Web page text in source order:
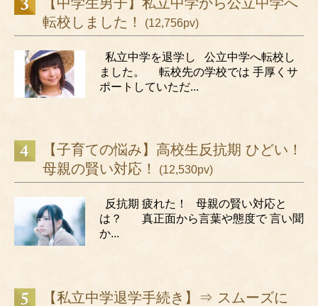
転校しました！
(12,756pv)
私立中学を退学し 公立中学へ転校し
ました。 転校先の学校では 手厚くサ
ポートしていただ...
【子育ての悩み】高校生反抗期 ひどい！
母親の賢い対応！
(12,530pv)
反抗期 疲れた！ 母親の賢い対応と
は？ 真正面から言葉や態度で 言い聞
か...
【私立中学退学手続き】⇒ スムーズに